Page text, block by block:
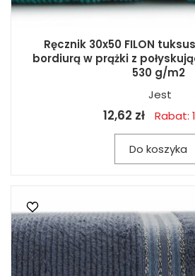
Ręcznik 30x50 FILON
bordiurą w prążki z
530 g/m2
Jest
12,62 zł Rabat:
Do koszyka